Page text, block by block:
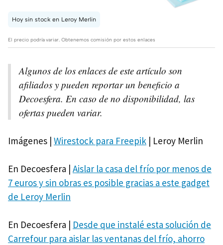
Hoy sin stock en Leroy Merlin
El precio podría variar. Obtenemos comisión por estos enlaces
Algunos de los enlaces de este artículo son
afiliados y pueden reportar un beneficio a
Decoesfera. En caso de no disponibilidad, las
ofertas pueden variar.
Imágenes | Wirestock para Freepik | Leroy Merlin
En Decoesfera | Aislar la casa del frío por menos de
7 euros y sin obras es posible gracias a este gadget
de Leroy Merlin
En Decoesfera | Desde que instalé esta solución de
Carrefour para aislar las ventanas del frío, ahorro